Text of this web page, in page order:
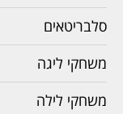
סלבריטאים
משחקי ליגה
משחקי לילה